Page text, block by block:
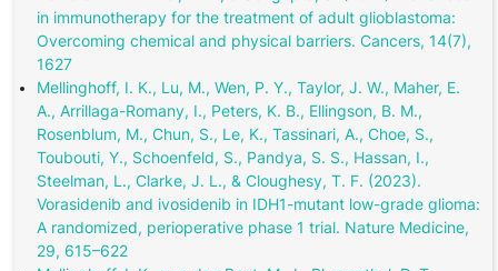
in immunotherapy for the treatment of adult glioblastoma:
Overcoming chemical and physical barriers. Cancers, 14(7),
1627
Mellinghoff, I. K., Lu, M., Wen, P. Y., Taylor, J. W., Maher, E.
A., Arrillaga-Romany, I., Peters, K. B., Ellingson, B. M.,
Rosenblum, M., Chun, S., Le, K., Tassinari, A., Choe, S.,
Toubouti, Y., Schoenfeld, S., Pandya, S. S., Hassan, I.,
Steelman, L., Clarke, J. L., & Cloughesy, T. F. (2023).
Vorasidenib and ivosidenib in IDH1-mutant low-grade glioma:
A randomized, perioperative phase 1 trial. Nature Medicine,
29, 615–622